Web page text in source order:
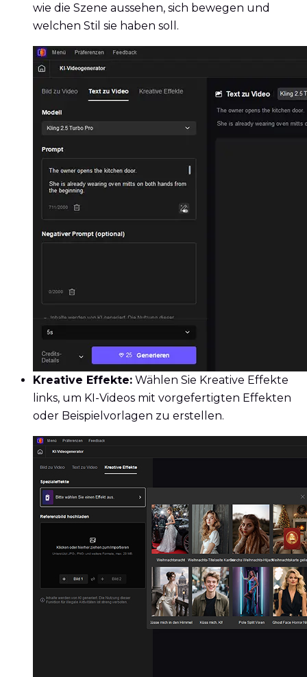
wie die Szene aussehen, sich bewegen und
welchen Stil sie haben soll.
Kreative Effekte: Wählen Sie Kreative Effekte
links, um KI-Videos mit vorgefertigten Effekten
oder Beispielvorlagen zu erstellen.